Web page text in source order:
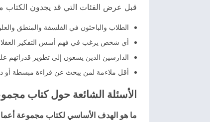
قبل عرض الفئات التي قد يجدون الكتاب
الطلاب والباحثون في الفلسفة والمنطق
أي شخص يرغب في فهم أسس التفكير
الدارسين الذين يسعون إلى تطوير قدراتهم
أقل ملاءمة لمن يبحث عن قراءة مبسطة أو
الأسئلة الشائعة حول كتاب
ما هو الهدف الأساسي لكتاب مجموعة